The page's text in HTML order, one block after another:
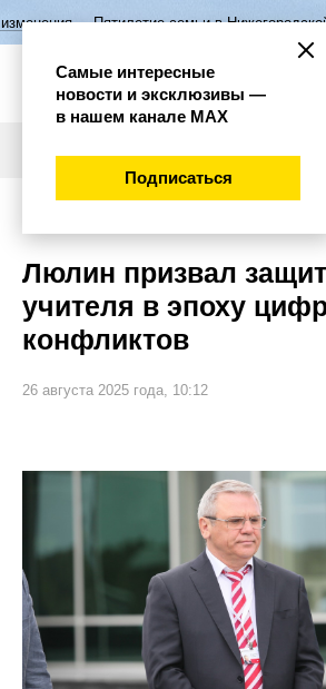
семьи в Нижегородской области Год
Люлин призвал
учителя в эпоху
конфликтов
26 августа 2025 года, 10:12
Самые интересные
новости и эксклюзивы —
в нашем канале МАХ
Подписаться